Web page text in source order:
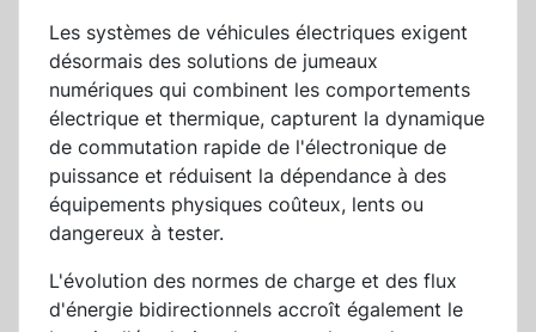
Les systèmes de véhicules électriques exigent
désormais des solutions de jumeaux
numériques qui combinent les comportements
électrique et thermique, capturent la dynamique
de commutation rapide de l'électronique de
puissance et réduisent la dépendance à des
équipements physiques coûteux, lents ou
dangereux à tester.
L'évolution des normes de charge et des flux
d'énergie bidirectionnels accroît également le